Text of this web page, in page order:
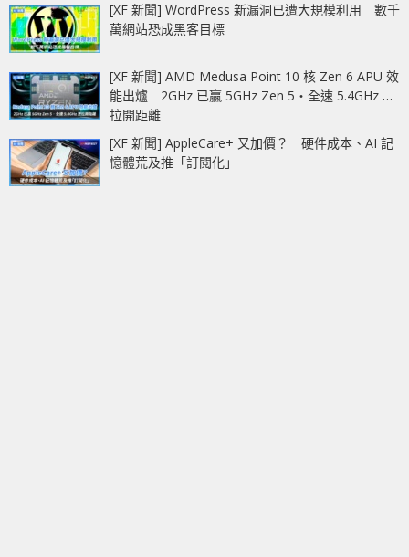
[XF 新聞] WordPress 新漏洞已遭大規模利用 數千
萬網站恐成黑客目標
[XF 新聞] AMD Medusa Point 10 核 Zen 6 APU 效
能出爐 2GHz 已贏 5GHz Zen 5‧全速 5.4GHz 更
拉開距離
[XF 新聞] AppleCare+ 又加價？ 硬件成本、AI 記
憶體荒及推「訂閱化」